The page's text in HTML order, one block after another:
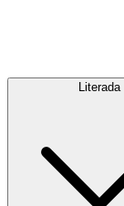
Literada